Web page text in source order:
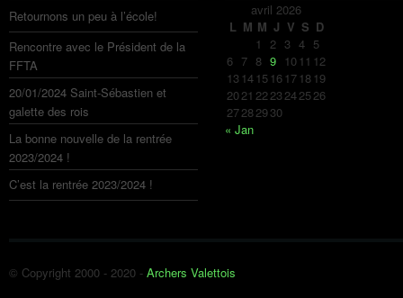
Retournons un peu à l’école!
Rencontre avec le Président de la
FFTA
20/01/2024 Saint-Sébastien et
galette des rois
La bonne nouvelle de la rentrée
2023/2024 !
C’est la rentrée 2023/2024 !
avril 2026
L M M J V S D
1 2 3 4 5
6 7 8 9 10 11 12
13 14 15 16 17 18 19
2021 2223242526
27282930
« Jan
© Copyright 2000 - 2020 - Archers Valettois